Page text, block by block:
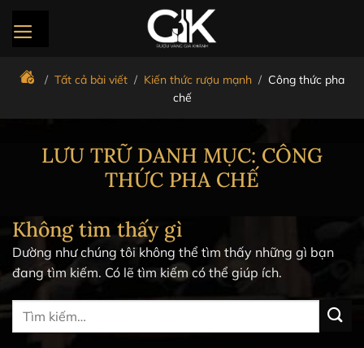
qua
dung
/ Tất cả bài viết / Kiến thức rượu mạnh / Công thức pha
chế
LƯU TRỮ DANH MỤC: CÔNG
THỨC PHA CHẾ
Không tìm thấy gì
Dường như chúng tôi không thể tìm thấy những gì bạn
đang tìm kiếm. Có lẽ tìm kiếm có thể giúp ích.